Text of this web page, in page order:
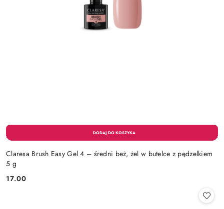
Claresa Brush Easy Gel 4 – średni beż, żel w butelce z pędzelkiem
5 g
Cena:
17.00